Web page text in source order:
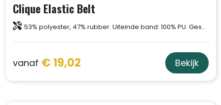
Clique Elastic Belt
53% polyester, 47% rubber. Uiteinde band: 100% PU. Gesp: 100% metaallegering (nikkel vrij).
vanaf € 19,02 Bekijk